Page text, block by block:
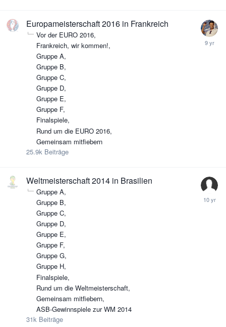
Europameisterschaft 2016 in Frankreich
Vor der EURO 2016
Frankreich, wir kommen!
Gruppe A
Gruppe B
Gruppe C
Gruppe D
Gruppe E
Gruppe F
Finalspiele
Rund um die EURO 2016
Gemeinsam mitfiebern
25.9k Beiträge
Weltmeisterschaft 2014 in Brasilien
Gruppe A
Gruppe B
Gruppe C
Gruppe D
Gruppe E
Gruppe F
Gruppe G
Gruppe H
Finalspiele
Rund um die Weltmeisterschaft
Gemeinsam mitfiebern
ASB-Gewinnspiele zur WM 2014
31k Beiträge